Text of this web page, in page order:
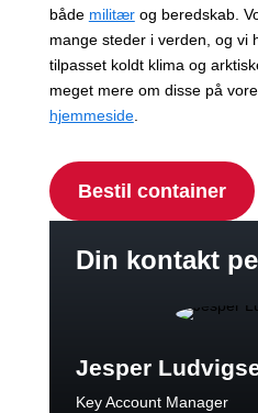
både militærog beredskab.
mange steder i verden, og
tilpasset koldt klima og
meget mere om disse på
hjemmeside.
Bestil container
Din kontakt
Jesper
Key Account Manager